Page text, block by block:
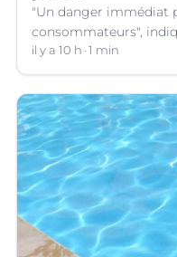
"Un danger immédiat
consommateurs",
il y a 10 h 1 min